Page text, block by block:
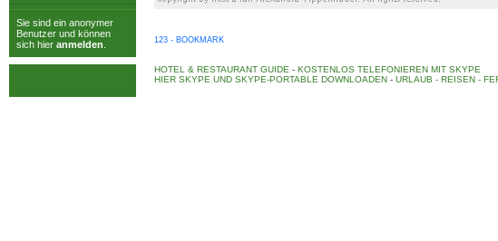
Sie sind ein anonymer
Benutzer und können
sich hier anmelden 123 - BOOKMARK
HOTEL & RESTAURANT GUIDE - KOSTENLOS TELEFONIEREN MIT SKYPE
HIER SKYPE UND SKYPE-PORTABLE DOWNLOADEN - URLAUB - REISEN -